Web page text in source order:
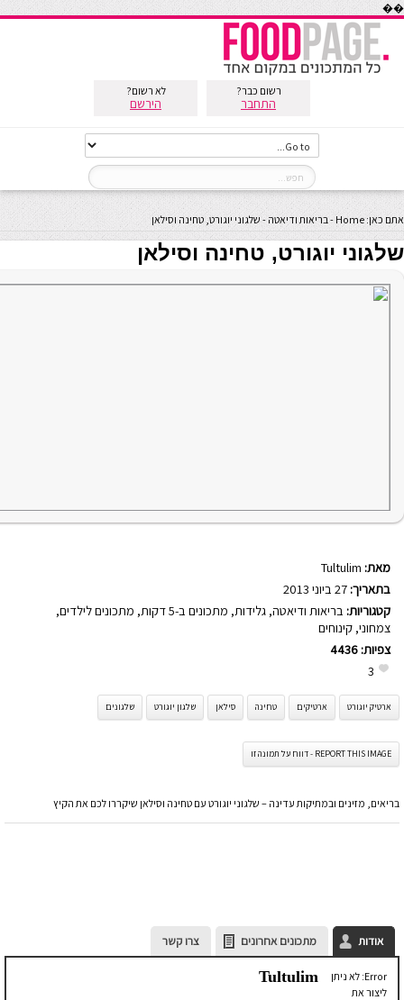
��
רשום כבר?
התחבר
לא רשום?
הירשם
אתם כאן: Home
-בריאות ודיאטה - שלגוני יוגורט, טחינה וסילאן
שלגוני יוגורט, טחינה וסילאן
מאת: Tultulim
בתאריך:
קטגוריות: בריאות ודיאטה, גלידות, מתכונים ב-5 דקות , מתכונים לילדים,
צמחוני, קינוחים
צפיות: 4436
3
ארטיק יוגורט ארטיקים טחינה סילאן שלגון יוגורט שלגונים
REPORT THIS IMAGE - דווח על תמונה זו
בריאים, מזינים ובמתיקות עדינה – שלגוני יוגורט עם טחינה וסילאן שיקררו לכם את הקיץ
אודות מתכונים אחרונים צרו קשר
Error: לא ניתן
ליצור את
Tultulim